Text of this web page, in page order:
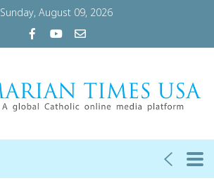
Sunday, August 09, 2026